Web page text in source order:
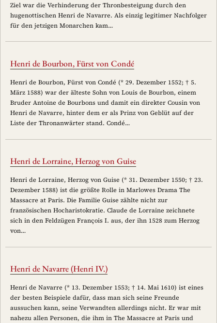
Ziel war die Verhinderung der Thronbesteigung durch den
hugenottischen Henri de Navarre. Als einzig legitimer Nachfolger
für den jetzigen Monarchen kam…
Henri de Bourbon, Fürst von Condé
Henri de Bourbon, Fürst von Condé (* 29. Dezember 1552; † 5.
März 1588) war der älteste Sohn von Louis de Bourbon, einem
Bruder Antoine de Bourbons und damit ein direkter Cousin von
Henri de Navarre, hinter dem er als Prinz von Geblüt auf der
Liste der Thronanwärter stand. Condé…
Henri de Lorraine, Herzog von Guise
Henri de Lorraine, Herzog von Guise (* 31. Dezember 1550; † 23.
Dezember 1588) ist die größte Rolle in Marlowes Drama The
Massacre at Paris. Die Familie Guise zählte nicht zur
französischen Hocharistokratie. Claude de Lorraine zeichnete
sich in den Feldzügen François I. aus, der ihn 1528 zum Herzog
von…
Henri de Navarre (Henri IV.)
Henri de Navarre (* 13. Dezember 1553; † 14. Mai 1610) ist eines
der besten Beispiele dafür, dass man sich seine Freunde
aussuchen kann, seine Verwandten allerdings nicht. Er war mit
nahezu allen Personen, die ihm in The Massacre at Paris und